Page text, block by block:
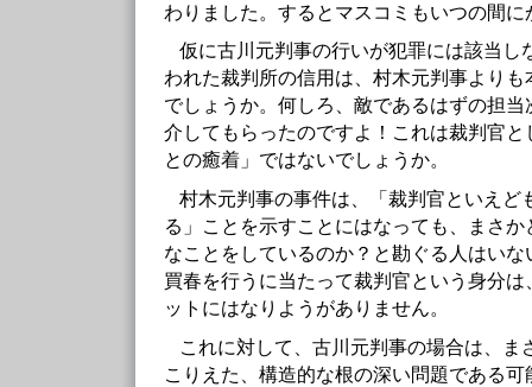
わりました。するとマスコミもいつの間
仮に古川元判事の行いが犯罪には該当し
われた裁判所の信用は、村木元判事より
でしょうか。何しろ、敵であるはずの担
介してもらったのですよ！これは裁判官
との癒着」ではないでしょうか。
村木元判事の事件は、「裁判官といえど
る」ことを示すことにはなっても、まさ
なことをしているのか？と勘ぐる人はい
買春を行うに当たって裁判官という身分
ットにはなりようがありません。
これに対して、古川元判事の場合は、ま
こりえた、構造的な根の深い問題である